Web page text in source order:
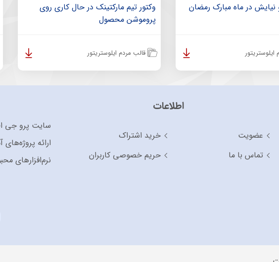
نیایش در ماه مبارک رمضان
وکتور تیم مارکتینک در حال کاری روی
پروموشن محصول
قالب مردم ایلوستریتور
اطلاعات
عضویت
خرید اشتراک
تماس با ما
حریم خصوصی کاربران
ارائه
نرم‌افزارهای